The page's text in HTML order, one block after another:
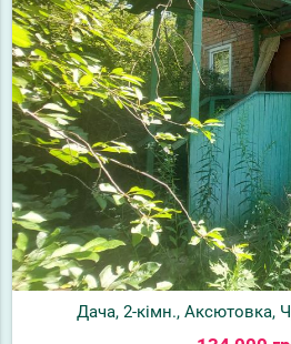
Дача, 2-кімн., Аксютовка,